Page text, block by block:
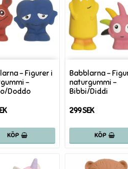
- Figurer i
-
Doddo
KÖP
Babblarna -
naturgummi -
Bibbi/Diddi
299 SEK
KÖP